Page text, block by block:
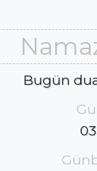
Bugün